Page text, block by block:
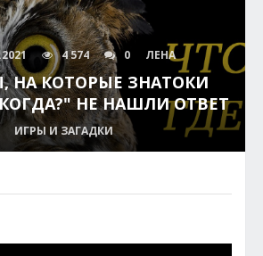
4 574 0 ЛЕНА
НА КОТОРЫЕ ЗНАТОКИ
НЕ НАШЛИ ОТВЕТ
ИГРЫ И ЗАГАДКИ